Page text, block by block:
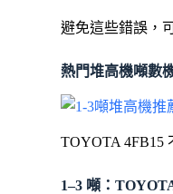
避免這些錯誤，
熱門堆高機噸數
TOYOTA 4FB15
1–3 噸：